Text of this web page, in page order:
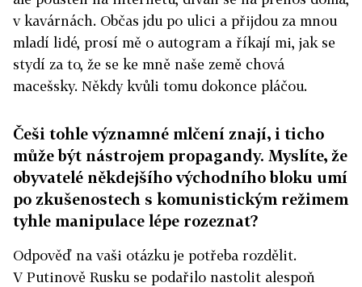
v kavárnách. Občas jdu po ulici a přijdou za mnou
mladí lidé, prosí mě o autogram a říkají mi, jak se
stydí za to, že se ke mně naše země chová
macešsky. Někdy kvůli tomu dokonce pláčou.
Češi tohle významné mlčení znají, i ticho
může být nástrojem propagandy. Myslíte, že
obyvatelé někdejšího východního bloku umí
po zkušenostech s komunistickým režimem
tyhle manipulace lépe rozeznat?
Odpověď na vaši otázku je potřeba rozdělit.
V Putinově Rusku se podařilo nastolit alespoň